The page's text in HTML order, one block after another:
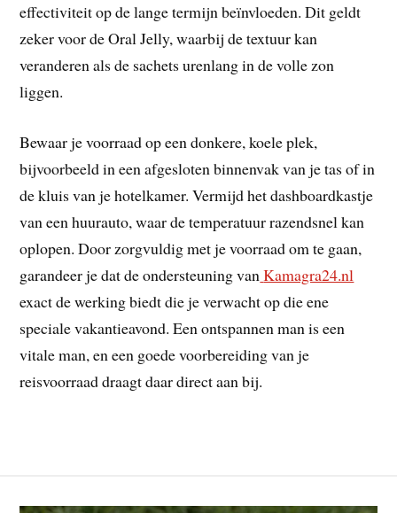
effectiviteit op de lange termijn beïnvloeden. Dit geldt
zeker voor de Oral Jelly, waarbij de textuur kan
veranderen als de sachets urenlang in de volle zon
liggen.
Bewaar je voorraad op een donkere, koele plek,
bijvoorbeeld in een afgesloten binnenvak van je tas of in
de kluis van je hotelkamer. Vermijd het dashboardkastje
van een huurauto, waar de temperatuur razendsnel kan
oplopen. Door zorgvuldig met je voorraad om te gaan,
garandeer je dat de ondersteuning vanKamagra24.nl
exact de werking biedt die je verwacht op die ene
speciale vakantieavond. Een ontspannen man is een
vitale man, en een goede voorbereiding van je
reisvoorraad draagt daar direct aan bij.